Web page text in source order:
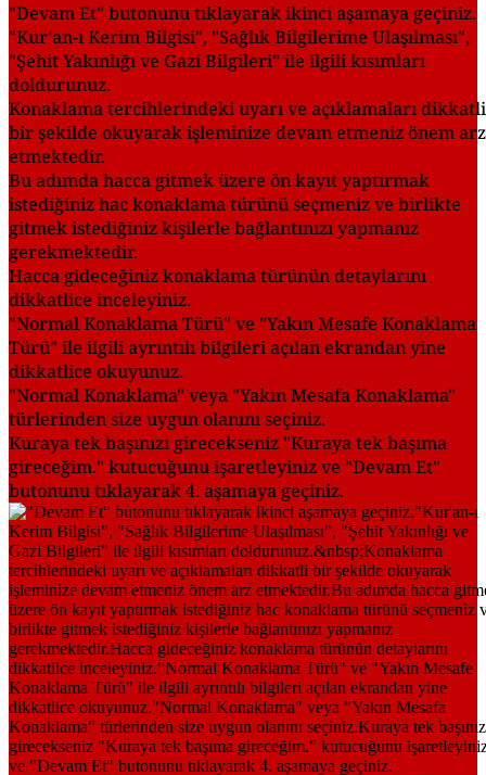
"Devam Et" butonunu tıklayarak ikinci aşamaya geçiniz.
"Kur'an-ı Kerim Bilgisi", "Sağlık Bilgilerime Ulaşılması",
"Şehit Yakınlığı ve Gazi Bilgileri" ile ilgili kısımları
doldurunuz.
Konaklama tercihlerindeki uyarı ve açıklamaları dikkatli
bir şekilde okuyarak işleminize devam etmeniz önem arz
etmektedir.
Bu adımda hacca gitmek üzere ön kayıt yaptırmak
istediğiniz hac konaklama türünü seçmeniz ve birlikte
gitmek istediğiniz kişilerle bağlantınızı yapmanız
gerekmektedir.
Hacca gideceğiniz konaklama türünün detaylarını
dikkatlice inceleyiniz.
"Normal Konaklama Türü" ve "Yakın Mesafe Konaklama
Türü" ile ilgili ayrıntılı bilgileri açılan ekrandan yine
dikkatlice okuyunuz.
"Normal Konaklama" veya "Yakın Mesafa Konaklama"
türlerinden size uygun olanını seçiniz.
Kuraya tek başınızı girecekseniz "Kuraya tek başıma
gireceğim." kutucuğunu işaretleyiniz ve "Devam Et"
butonunu tıklayarak 4. aşamaya geçiniz.